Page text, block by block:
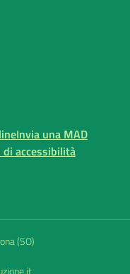
Invia una MAD
di accessibilità
(SO)